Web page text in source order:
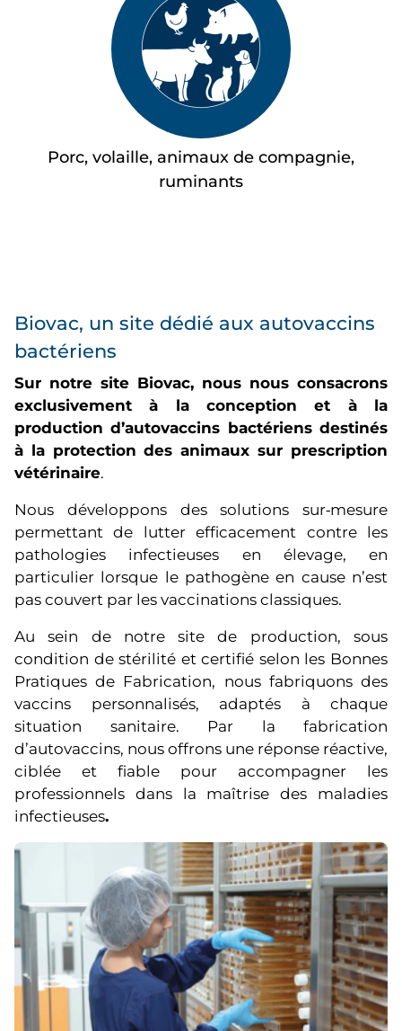
Porc, volaille, animaux de compagnie,
ruminants
Biovac, un site dédié aux autovaccins
bactériens
Sur notre site Biovac, nous nous consacrons
exclusivement à la conception et à la
production d’autovaccins bactériens destinés
à la protection des animaux sur prescription
vétérinaire.
Nous développons des solutions sur‑mesure
permettant de lutter efficacement contre les
pathologies infectieuses en élevage, en
particulier lorsque le pathogène en cause n’est
pas couvert par les vaccinations classiques.
Au sein de notre site de production, sous
condition de stérilité et certifié selon les Bonnes
Pratiques de Fabrication, nous fabriquons des
vaccins personnalisés, adaptés à chaque
situation sanitaire. Par la fabrication
d’autovaccins, nous offrons une réponse réactive,
ciblée et fiable pour accompagner les
professionnels dans la maîtrise des maladies
infectieuses.